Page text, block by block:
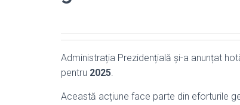
Administrația Prezidențială și-a anunțat
pentru 2025.
Această acțiune face parte din eforturile